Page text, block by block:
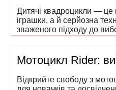
Дитячі квадроцикли — це
іграшки, а й серйозна
зваженого підходу до
як обрати квадроцикл для
та в межах вашого
просто про розвагу —
транспорт, що розвиває
навички водіння ще
Мотоцикл Rider:
Відкрийте свободу з